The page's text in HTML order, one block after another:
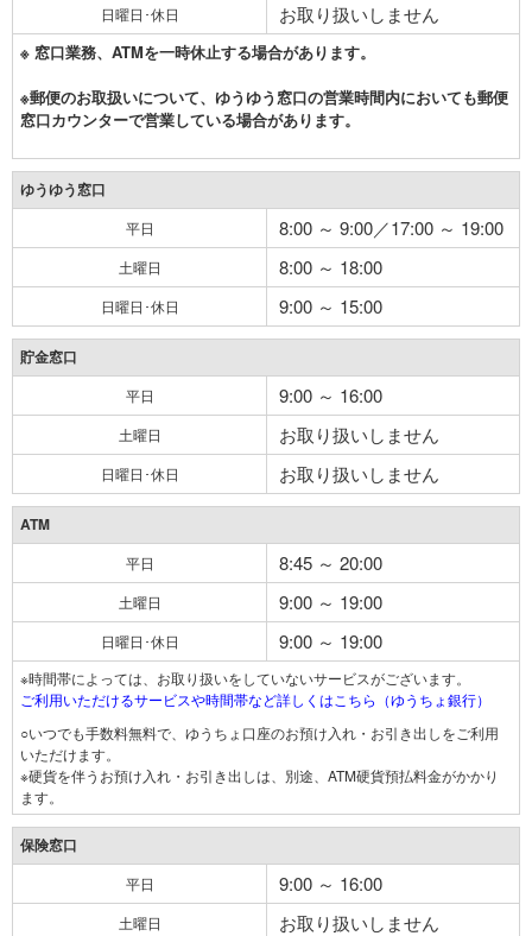
日曜日･休日 お取り扱いしません
※ 窓口業務、ATMを一時休止する場合があります。
※郵便のお取扱いについて、ゆうゆう窓口の営業時間内においても郵便
窓口カウンターで営業している場合があります。
ゆうゆう窓口
平日 8:00 ～ 9:00／17:00 ～ 19:00
土曜日 8:00 ～ 18:00
日曜日･休日 9:00 ～ 15:00
貯金窓口
平日 9:00 ～ 16:00
土曜日 お取り扱いしません
日曜日･休日 お取り扱いしません
ATM
平日 8:45 ～ 20:00
土曜日 9:00 ～ 19:00
日曜日･休日 9:00 ～ 19:00
※時間帯によっては、お取り扱いをしていないサービスがございます。
ご利用いただけるサービスや時間帯など詳しくはこちら（ゆうちょ銀行）
○いつでも手数料無料で、ゆうちょ口座のお預け入れ・お引き出しをご利用
いただけます。
※硬貨を伴うお預け入れ・お引き出しは、別途、ATM硬貨預払料金がかかり
ます。
保険窓口
平日 9:00 ～ 16:00
土曜日 お取り扱いしません